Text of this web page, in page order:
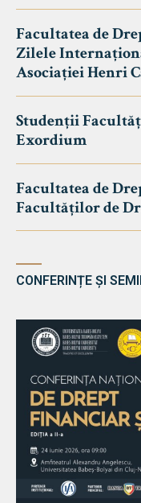
Facultatea de
Zilele
Asociației Henri
Studenții
Exordium
Facultatea de
Facultăților de
CONFERINȚE ȘI